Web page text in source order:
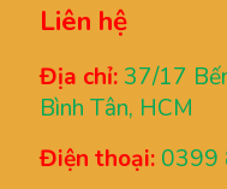
Liên hệ
Địa chỉ: 37/17
Bình Tân, HCM
Điện thoại: 0399